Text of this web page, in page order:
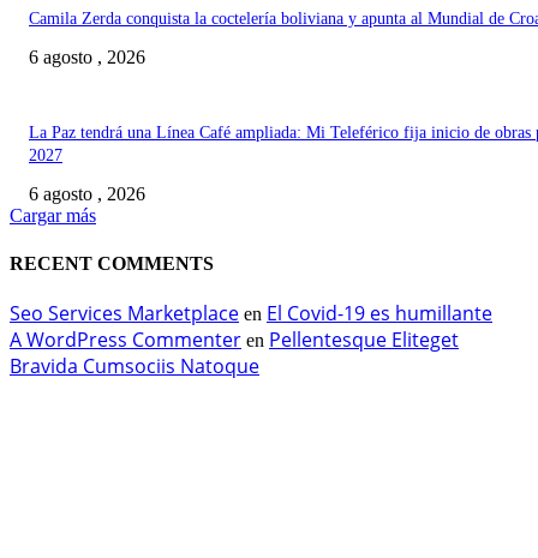
Camila Zerda conquista la coctelería boliviana y apunta al Mundial de
6 agosto , 2026
La Paz tendrá una Línea Café ampliada: Mi Teleférico fija inicio de obras
2027
6 agosto , 2026
Cargar más
RECENT COMMENTS
Seo Services Marketplace en El Covid-19 es humillante
A WordPress Commenter en Pellentesque Eliteget
Bravida Cumsociis Natoque